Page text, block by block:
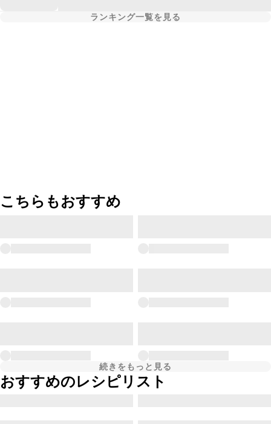
ランキング一覧を見る
こちらもおすすめ
続きをもっと見る
おすすめのレシピリスト